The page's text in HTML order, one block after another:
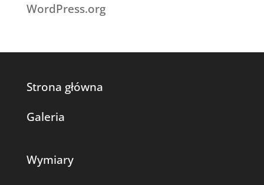
WordPress.org
Strona główna
Galeria
Wymiary